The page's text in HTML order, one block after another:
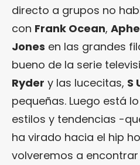
directo a grupos no
con Frank Ocean,
Jones en las grandes
bueno de la serie
Ryder y las lucecitas, S
pequeñas. Luego está
estilos y tendencias -
ha virado hacia el hip
volveremos a encontrar